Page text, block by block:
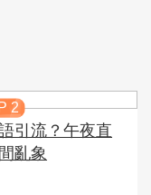
2
引流？午夜直
亂象